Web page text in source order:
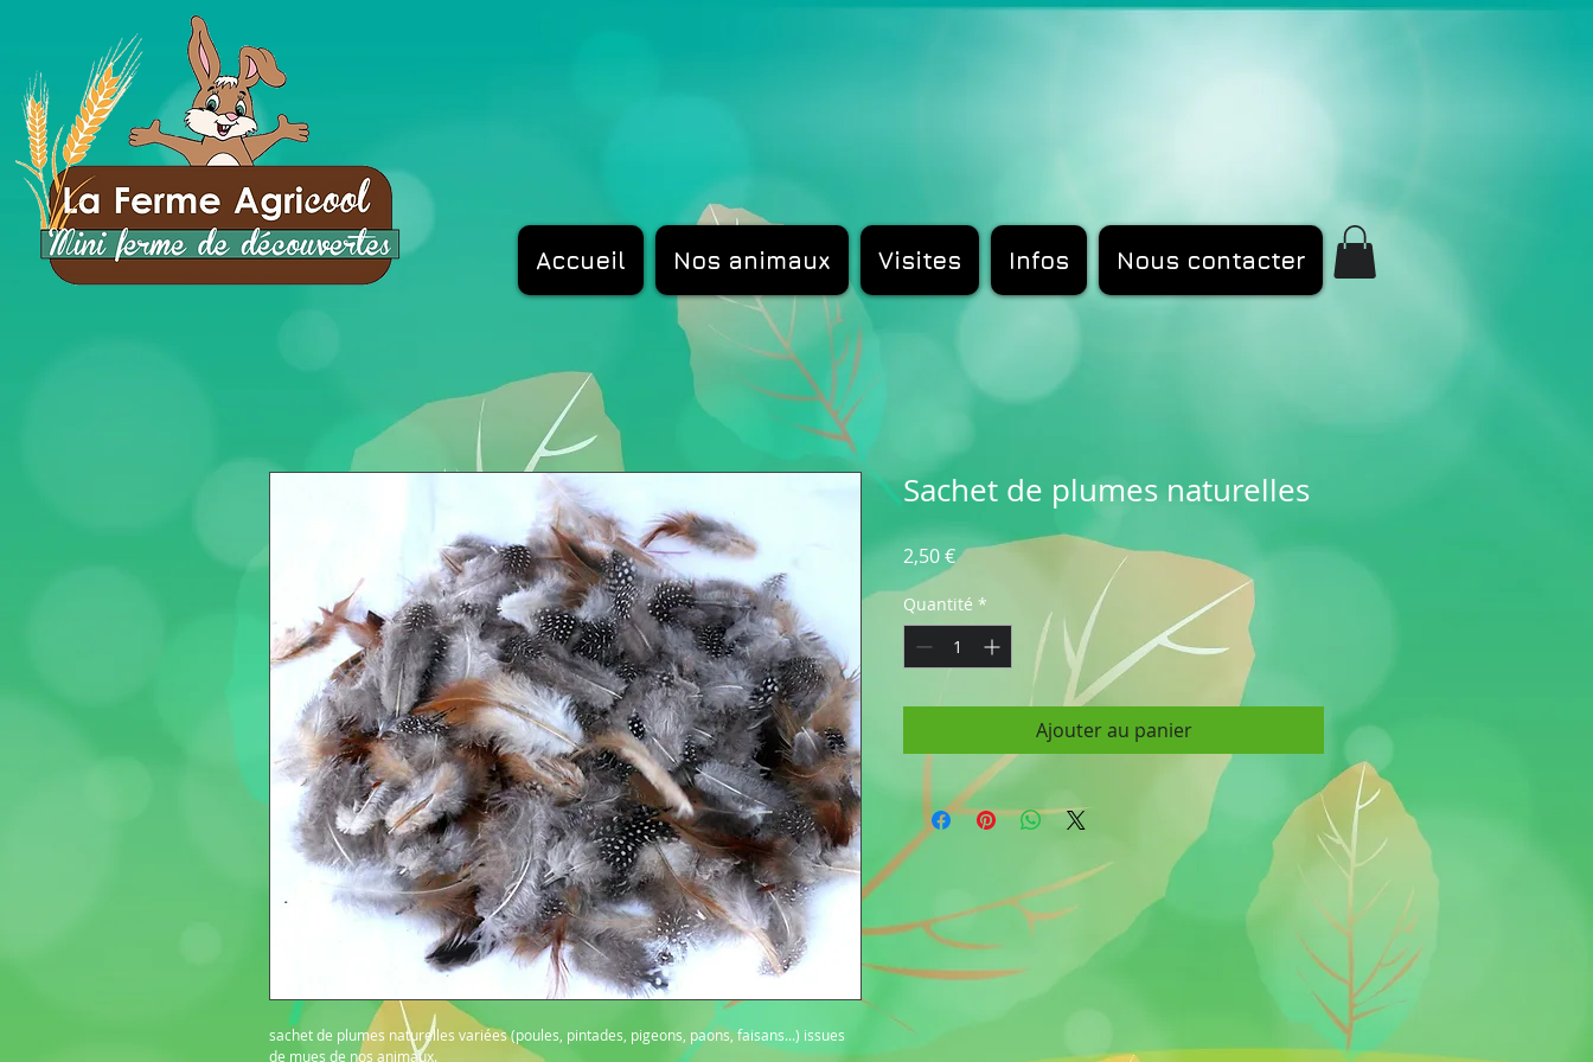
Accueil Nos animaux Visites Infos Nous contacter
sachet de plumes naturelles variées (poules, pintades, pigeons, paons, faisans...) issues
de mues de nos animaux.
Sachet de plumes naturelles
2,50 €Prix
Quantité *
Ajouter au panier